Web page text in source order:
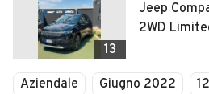
13
Jeep
2WD
Aziendale Giugno 2022